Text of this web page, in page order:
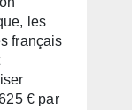
les
français
€ par